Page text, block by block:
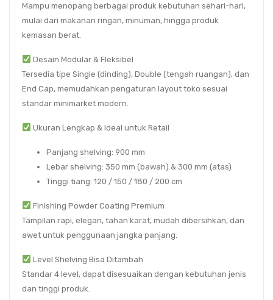
Mampu menopang berbagai produk kebutuhan sehari-hari,
mulai dari makanan ringan, minuman, hingga produk
kemasan berat.
Desain Modular & Fleksibel
Tersedia tipe Single (dinding), Double (tengah ruangan), dan
End Cap, memudahkan pengaturan layout toko sesuai
standar minimarket modern.
Ukuran Lengkap & Ideal untuk Retail
Panjang shelving: 900 mm
Lebar shelving: 350 mm (bawah) & 300 mm (atas)
Tinggi tiang: 120 / 150 / 180 / 200 cm
Finishing Powder Coating Premium
Tampilan rapi, elegan, tahan karat, mudah dibersihkan, dan
awet untuk penggunaan jangka panjang.
Level Shelving Bisa Ditambah
Standar 4 level, dapat disesuaikan dengan kebutuhan jenis
dan tinggi produk.